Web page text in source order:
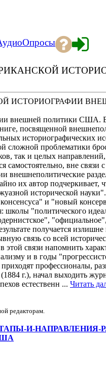
Опросы
ИСТОРИОГРАФИИ
внешней политики США.
посвященной
историографических
проблематики
так и целых
самостоятельно, вне связи
внешнеполитические
их автор подчеркивает,
исторической
и "новый
школы "политического
"официальное",
получается излишне
связь со всей
связи напомнить
и в годы
профессионалы,
г.), начал выходить
естественн ... Читать
редакторам.
ЭТАПЫ-И-НАПРАВЛЕНИЯ-